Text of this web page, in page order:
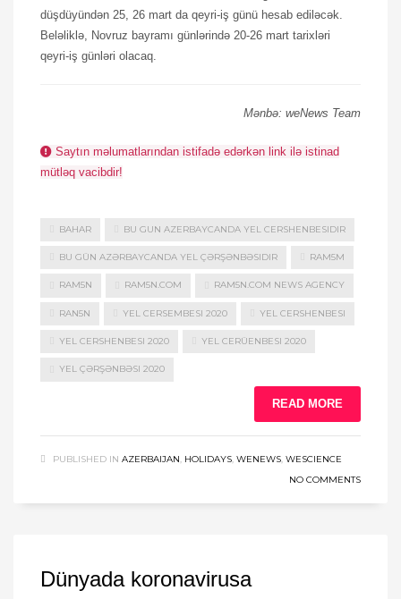
düşdüyündən 25, 26 mart da qeyri-iş günü hesab ediləcək.
Beləliklə, Novruz bayramı günlərində 20-26 mart tarixləri
qeyri-iş günləri olacaq.
Mənbə: weNews Team
Saytın məlumatlarından istifadə edərkən link ilə istinad
mütləq vacibdir!
BAHAR BU GUN AZERBAYCANDA YEL CERSHENBESIDIR
BU GÜN AZƏRBAYCANDA YEL ÇƏRŞƏNBƏSIDIR RAM5M
RAM5N RAM5N.COM RAM5N.COM NEWS AGENCY
RAN5N YEL CERSEMBESI 2020 YEL CERSHENBESI
YEL CERSHENBESI 2020 YEL CERÜENBESI 2020
YEL ÇƏRŞƏNBƏSI 2020
READ MORE
PUBLISHED IN AZERBAIJAN, HOLIDAYS, WENEWS, WESCIENCE
NO COMMENTS
Dünyada koronavirusa